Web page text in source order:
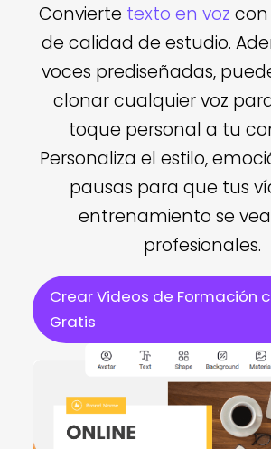
Convierte texto en voz
de calidad de estudio.
voces prediseñadas,
clonar cualquier voz
toque personal a tu
Personaliza el estilo,
pausas para que tus
entrenamiento se
profesionales.
Crear Videos de Formación
Gratis